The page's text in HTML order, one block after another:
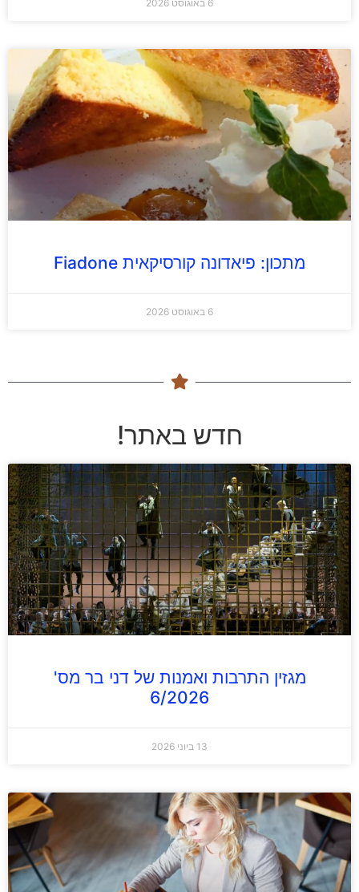
6 באוגוסט 2026
מתכון: פיאדונה קורסיקאית Fiadone
6 באוגוסט 2026
חדש באתר!
מגזין התרבות ואמנות של דני בר מס'
6/2026
13 ביוני 2026